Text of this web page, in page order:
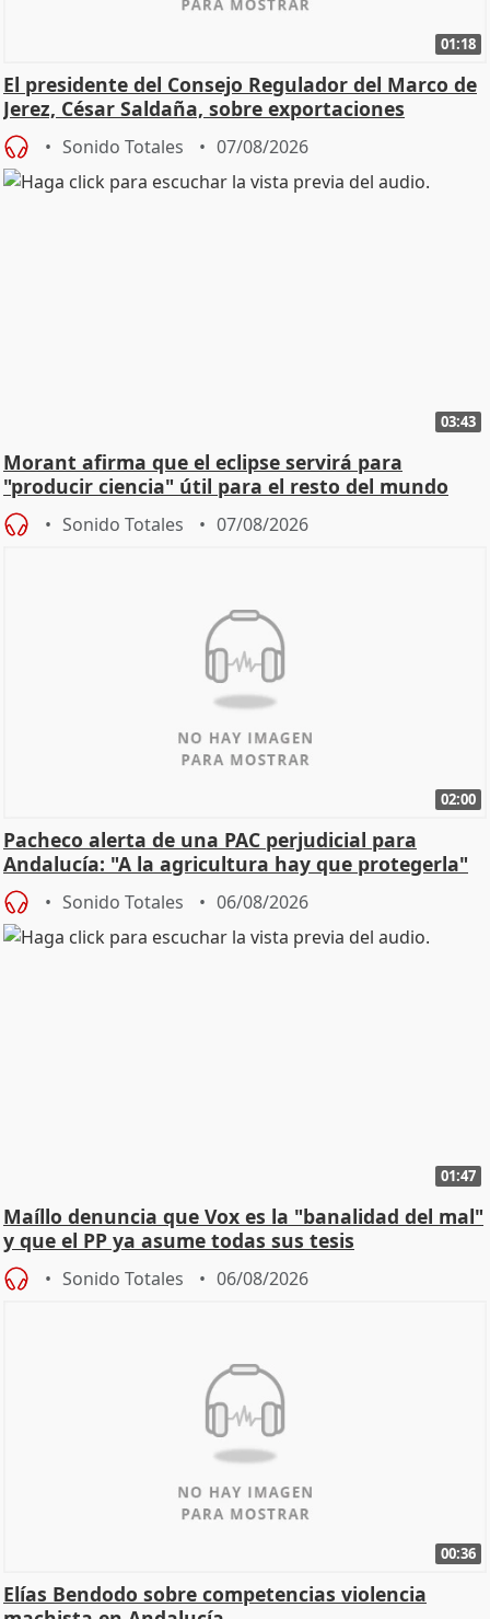
01:18
El presidente del Consejo Regulador del Marco de
Jerez, César Saldaña, sobre exportaciones
Sonido Totales 07/08/2026
03:43
Morant afirma que el eclipse servirá para
"producir ciencia" útil para el resto del mundo
Sonido Totales 07/08/2026
02:00
Pacheco alerta de una PAC perjudicial para
Andalucía: "A la agricultura hay que protegerla"
Sonido Totales 06/08/2026
01:47
Maíllo denuncia que Vox es la "banalidad del mal"
y que el PP ya asume todas sus tesis
Sonido Totales 06/08/2026
00:36
Elías Bendodo sobre competencias violencia